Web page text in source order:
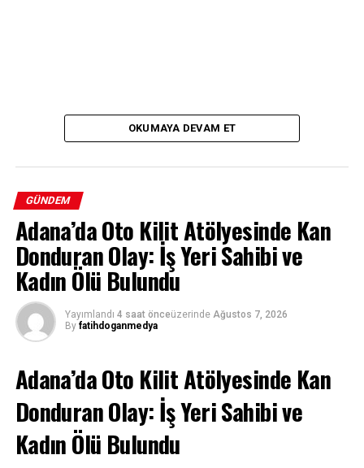
OKUMAYA DEVAM ET
GÜNDEM
Adana’da Oto Kilit Atölyesinde Kan
Donduran Olay: İş Yeri Sahibi ve
Kadın Ölü Bulundu
Yayımlandı 4 saat önceüzerinde Ağustos 7, 2026
By fatihdoganmedya
Adana’da Oto Kilit Atölyesinde Kan
Donduran Olay: İş Yeri Sahibi ve
Kadın Ölü Bulundu